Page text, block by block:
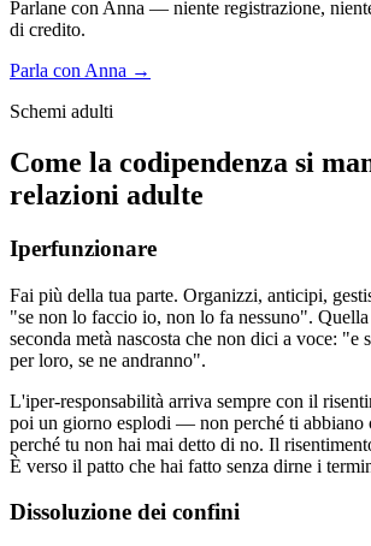
Parlane con Anna — niente registrazione,
di credito.
Parla con Anna →
Schemi adulti
Come la codipendenza si
relazioni adulte
Iperfunzionare
Fai più della tua parte. Organizzi, anticipi,
"se non lo faccio io, non lo fa nessuno". Quella
seconda metà nascosta che non dici a voce: "e
per loro, se ne andranno".
L'iper-responsabilità arriva sempre con il
poi un giorno esplodi — non perché ti abbiano
perché tu non hai mai detto di no. Il
È verso il patto che hai fatto senza dirne i
Dissoluzione dei confini